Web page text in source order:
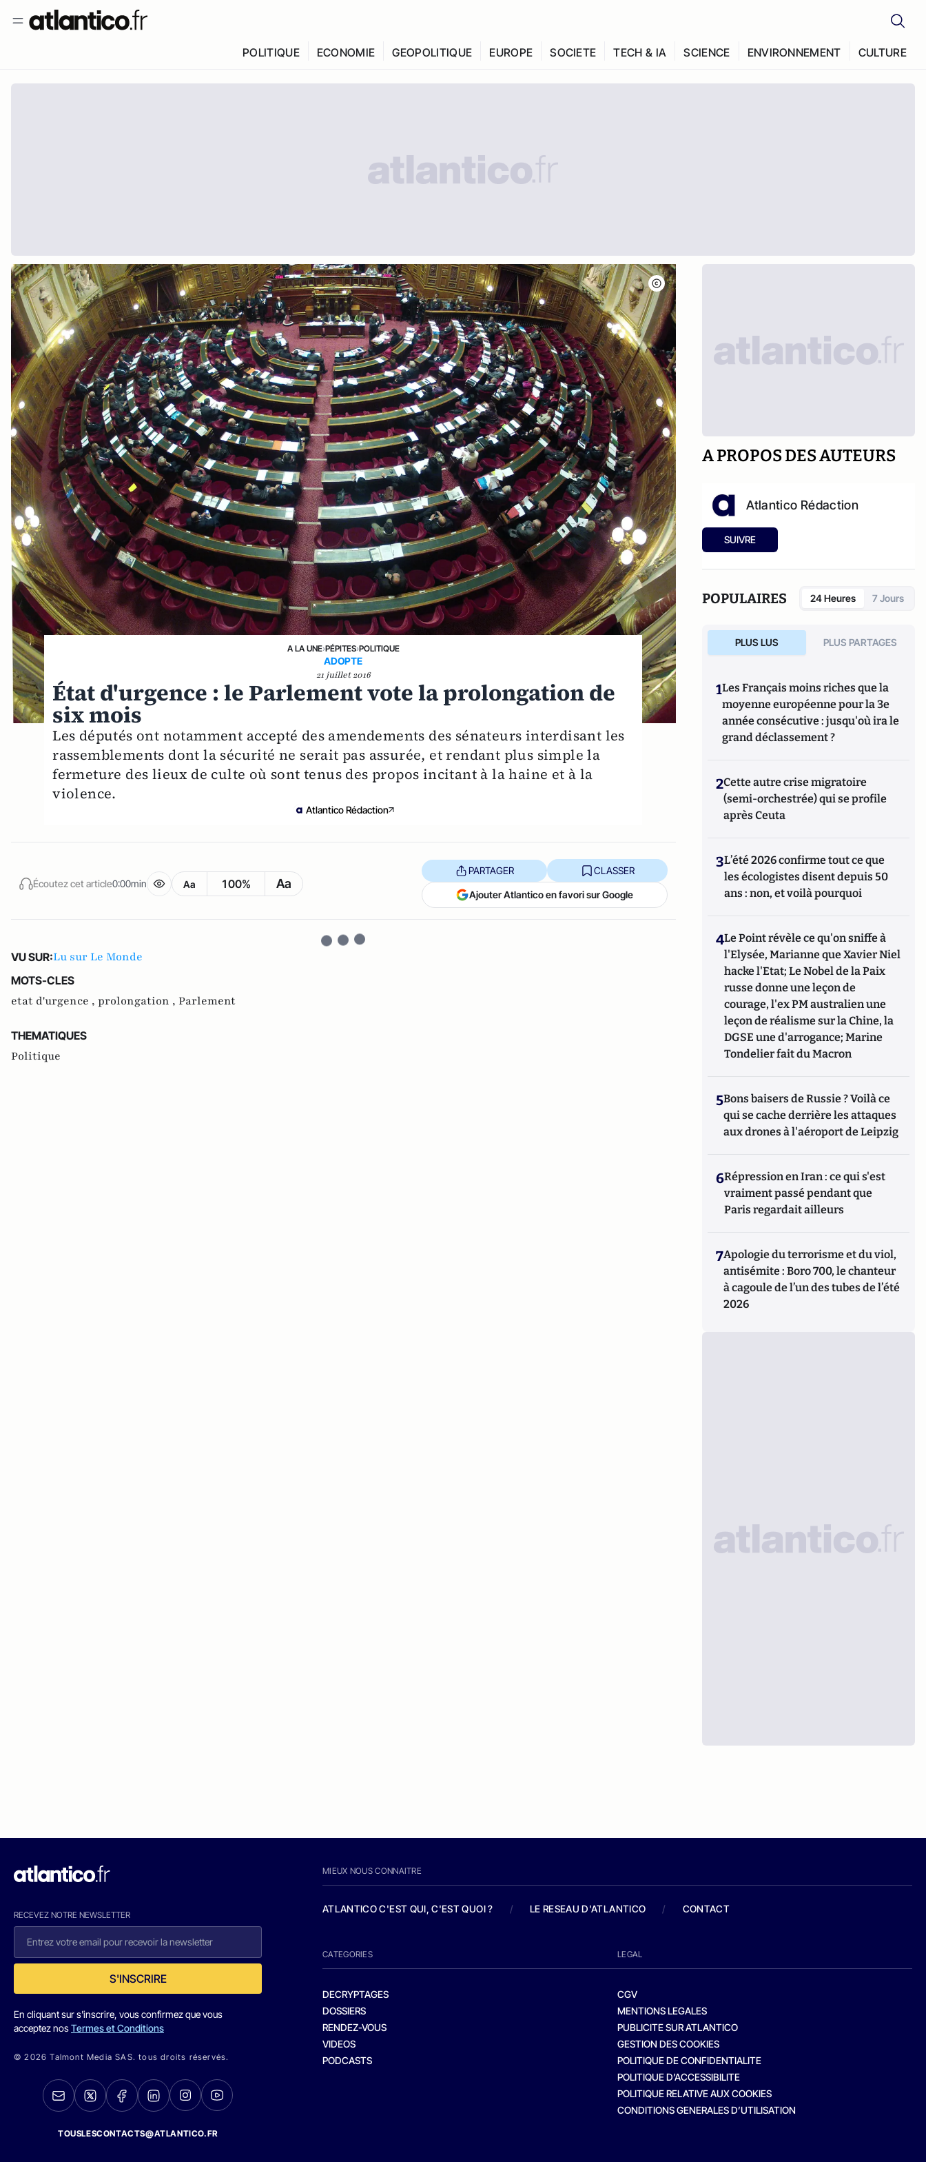
POLITIQUE ECONOMIE GEOPOLITIQUE EUROPE SOCIETE TECH & IA SCIENCE ENVIRONNEMENT CULTURE
A LA UNE›PÉPITES›POLITIQUE
ADOPTE
21 juillet 2016
État d'urgence : le Parlement vote la prolongation de
six mois
Les députés ont notamment accepté des amendements des sénateurs interdisant les
rassemblements dont la sécurité ne serait pas assurée, et rendant plus simple la
fermeture des lieux de culte où sont tenus des propos incitant à la haine et à la
violence.
Atlantico Rédaction
Écoutez cet article0:00min Aa 100% Aa
PARTAGER CLASSER
Ajouter Atlantico en favori sur Google
VU SUR:Lu sur Le Monde
MOTS-CLES
etat d'urgence , prolongation , Parlement
THEMATIQUES
Politique
A PROPOS DES AUTEURS
Atlantico Rédaction
SUIVRE
POPULAIRES 24 Heures 7 Jours
PLUS LUS PLUS PARTAGES
1Les Français moins riches que la
moyenne européenne pour la 3e
année consécutive : jusqu'où ira le
grand déclassement ?
2Cette autre crise migratoire
(semi-orchestrée) qui se profile
après Ceuta
3L’été 2026 confirme tout ce que
les écologistes disent depuis 50
ans : non, et voilà pourquoi
4Le Point révèle ce qu'on sniffe à
l'Elysée, Marianne que Xavier Niel
hacke l'Etat; Le Nobel de la Paix
russe donne une leçon de
courage, l'ex PM australien une
leçon de réalisme sur la Chine, la
DGSE une d'arrogance; Marine
Tondelier fait du Macron
5Bons baisers de Russie ? Voilà ce
qui se cache derrière les attaques
aux drones à l'aéroport de Leipzig
6Répression en Iran : ce qui s'est
vraiment passé pendant que
Paris regardait ailleurs
7Apologie du terrorisme et du viol,
antisémite : Boro 700, le chanteur
à cagoule de l’un des tubes de l’été
2026
RECEVEZ NOTRE NEWSLETTER
S'INSCRIRE
En cliquant sur s'inscrire, vous confirmez que vous
acceptez nosTermes et Conditions
© 2026 Talmont Media SAS. tous droits réservés.
TOUSLESCONTACTS@ATLANTICO.FR
MIEUX NOUS CONNAITRE
ATLANTICO C'EST QUI, C'EST QUOI ? / LE RESEAU D'ATLANTICO / CONTACT
CATEGORIES
DECRYPTAGES
DOSSIERS
RENDEZ-VOUS
VIDEOS
PODCASTS
LEGAL
CGV
MENTIONS LEGALES
PUBLICITE SUR ATLANTICO
GESTION DES COOKIES
POLITIQUE DE CONFIDENTIALITE
POLITIQUE D’ACCESSIBILITE
POLITIQUE RELATIVE AUX COOKIES
CONDITIONS GENERALES D’UTILISATION